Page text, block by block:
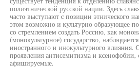
полиэтнической русской нации. Здесь
часто выступают с позиции этнического
этом возможно и культурно образующее
со стремлением создать Россию, как
(монокультурное) государство,
иностранного и инокультурного влияния.
проявления антисемитизма и
афишируемые.